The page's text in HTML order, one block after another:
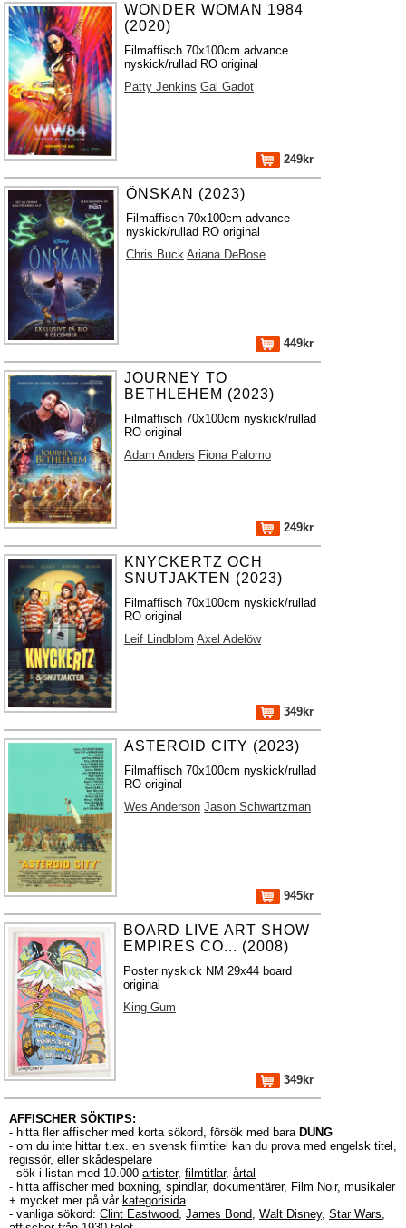
WONDER WOMAN 1984
(2020)
Filmaffisch 70x100cm advance
nyskick/rullad RO original
Patty Jenkins Gal Gadot
249kr
ÖNSKAN (2023)
Filmaffisch 70x100cm advance
nyskick/rullad RO original
Chris Buck Ariana DeBose
449kr
JOURNEY TO
BETHLEHEM (2023)
Filmaffisch 70x100cm nyskick/rullad
RO original
Adam Anders Fiona Palomo
249kr
KNYCKERTZ OCH
SNUTJAKTEN (2023)
Filmaffisch 70x100cm nyskick/rullad
RO original
Leif Lindblom Axel Adelöw
349kr
ASTEROID CITY (2023)
Filmaffisch 70x100cm nyskick/rullad
RO original
Wes Anderson Jason Schwartzman
945kr
BOARD LIVE ART SHOW
EMPIRES CO... (2008)
Poster nyskick NM 29x44 board
original
King Gum
349kr
AFFISCHER SÖKTIPS:
- hitta fler affischer med korta sökord, försök med bara DUNG
- om du inte hittar t.ex. en svensk filmtitel kan du prova med engelsk titel,
regissör, eller skådespelare
- sök i listan med 10.000 artister, filmtitlar, årtal
- hitta affischer med boxning, spindlar, dokumentärer, Film Noir, musikaler
+ mycket mer på vår kategorisida
- vanliga sökord: Clint Eastwood, James Bond, Walt Disney, Star Wars,